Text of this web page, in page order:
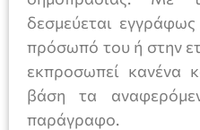
δεσμεύεται
πρόσωπό του ή στην
εκπροσωπεί κανένα
βάση τα
παράγραφο.